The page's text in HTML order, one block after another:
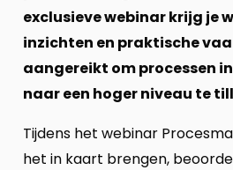
exclusieve webinar krijg je
inzichten en praktische
aangereikt om processen
naar een hoger niveau te
Tijdens het webinar
het in kaart brengen,